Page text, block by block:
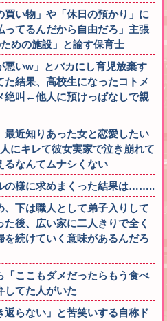
い物」や「休日の預かり」に
ってるんだから自由だろ」主張
めの施設」と諭す保育士
悪いw」とバカにし育児放棄す
結果、高校生になったコトメ
絶叫←他人に預けっぱなしで親
近知りあった女と恋愛したい
にキレて彼女実家で泣き崩れて
なんてムナシくない
の様に求めまくった結果は……..
、下は職人として弟子入りして
後、広い家に二人きりで全く
続けていく意味があるんだろ
ここもダメだったらもう食べ
してた人がいた
らない」と苦笑いする自称ド